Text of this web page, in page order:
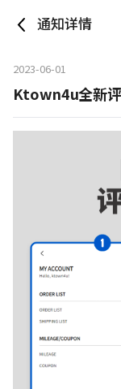
通知详情
2023-06-01
Ktown4u全新